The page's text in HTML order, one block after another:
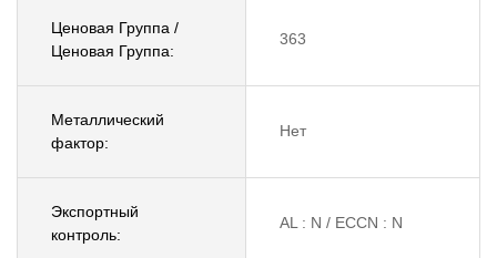
Ценовая Группа /
Ценовая Группа:
363
Металлический
фактор:
Нет
Экспортный
контроль:
AL : N / ECCN : N